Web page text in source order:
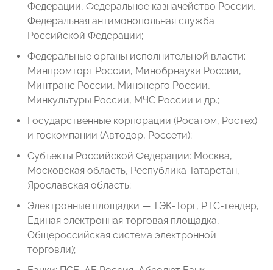
Федерации, Федеральное казначейство России,
Федеральная антимонопольная служба
Российской Федерации;
Федеральные органы исполнительной власти:
Минпромторг России, Минобрнауки России,
Минтранс России, Минэнерго России,
Минкультуры России, МЧС России и др.;
Государственные корпорации (Росатом, Ростех)
и госкомпании (Автодор, Россети);
Субъекты Российской Федерации: Москва,
Московская область, Республика Татарстан,
Ярославская область;
Электронные площадки — ТЭК-Торг, РТС-тендер,
Единая электронная торговая площадка,
Общероссийская система электронной
торговли);